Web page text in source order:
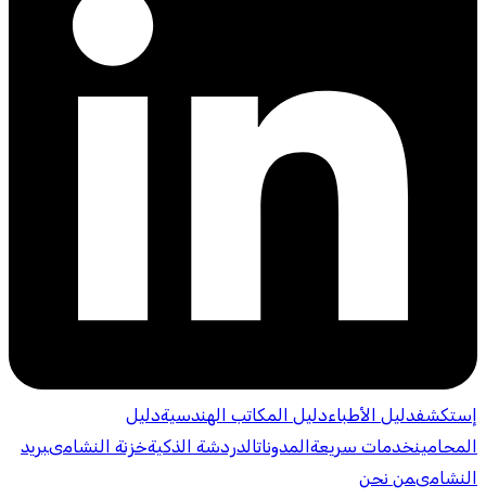
إستكشفدليل الأطباءدليل المكاتب الهندسيةدليل
المحامينخدمات سريعةالمدوناتالدردشة الذكيةخزنة النشامىبريد
النشامىمن نحن